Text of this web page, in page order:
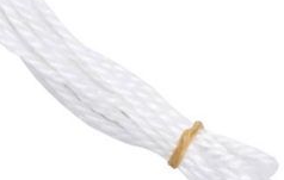
всъщност NewPay плаща
я получавате и
я платите към тях:
на изпращане на
За покупки на стойност до
20% от стойността на